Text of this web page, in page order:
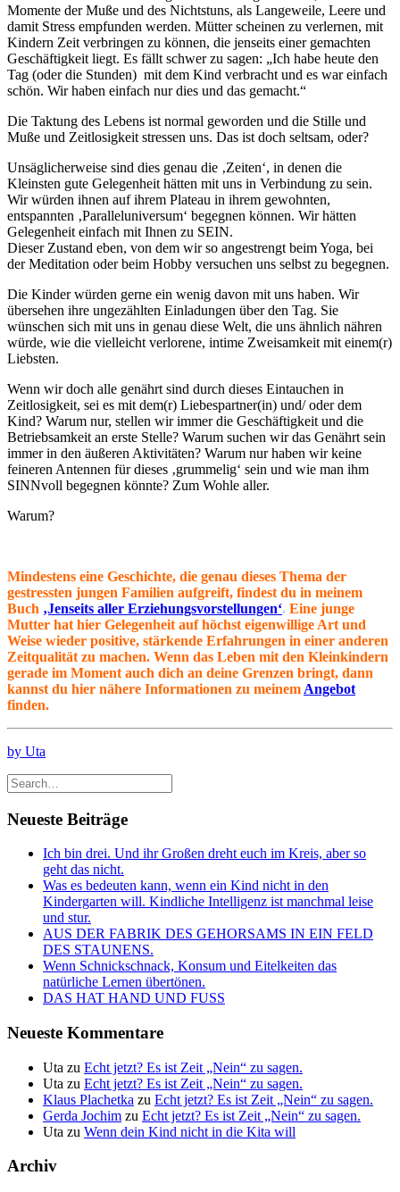
Momente der Muße und des Nichtstuns, als Langeweile, Leere und
damit Stress empfunden werden. Mütter scheinen zu verlernen, mit
Kindern Zeit verbringen zu können, die jenseits einer gemachten
Geschäftigkeit liegt. Es fällt schwer zu sagen: „Ich habe heute den
Tag (oder die Stunden) mit dem Kind verbracht und es war einfach
schön. Wir haben einfach nur dies und das gemacht.“
Die Taktung des Lebens ist normal geworden und die Stille und
Muße und Zeitlosigkeit stressen uns. Das ist doch seltsam, oder?
Unsäglicherweise sind dies genau die ‚Zeiten‘, in denen die
Kleinsten gute Gelegenheit hätten mit uns in Verbindung zu sein.
Wir würden ihnen auf ihrem Plateau in ihrem gewohnten,
entspannten ‚Paralleluniversum‘ begegnen können. Wir hätten
Gelegenheit einfach mit Ihnen zu SEIN.
Dieser Zustand eben, von dem wir so angestrengt beim Yoga, bei
der Meditation oder beim Hobby versuchen uns selbst zu begegnen.
Die Kinder würden gerne ein wenig davon mit uns haben. Wir
übersehen ihre ungezählten Einladungen über den Tag. Sie
wünschen sich mit uns in genau diese Welt, die uns ähnlich nähren
würde, wie die vielleicht verlorene, intime Zweisamkeit mit einem(r)
Liebsten.
Wenn wir doch alle genährt sind durch dieses Eintauchen in
Zeitlosigkeit, sei es mit dem(r) Liebespartner(in) und/ oder dem
Kind? Warum nur, stellen wir immer die Geschäftigkeit und die
Betriebsamkeit an erste Stelle? Warum suchen wir das Genährt sein
immer in den äußeren Aktivitäten? Warum nur haben wir keine
feineren Antennen für dieses ‚grummelig‘ sein und wie man ihm
SINNvoll begegnen könnte? Zum Wohle aller.
Warum?
Mindestens eine Geschichte, die genau dieses Thema der
gestressten jungen Familien aufgreift, findest du in meinem
Buch ‚Jenseits aller Erziehungsvorstellungen‘. Eine junge
Mutter hat hier Gelegenheit auf höchst eigenwillige Art und
Weise wieder positive, stärkende Erfahrungen in einer anderen
Zeitqualität zu machen. Wenn das Leben mit den Kleinkindern
gerade im Moment auch dich an deine Grenzen bringt, dann
kannst du hier nähere Informationen zu meinem Angebot
finden.
by Uta
Neueste Beiträge
Ich bin drei. Und ihr Großen dreht euch im Kreis, aber so
geht das nicht.
Was es bedeuten kann, wenn ein Kind nicht in den
Kindergarten will. Kindliche Intelligenz ist manchmal leise
und stur.
AUS DER FABRIK DES GEHORSAMS IN EIN FELD
DES STAUNENS.
Wenn Schnickschnack, Konsum und Eitelkeiten das
natürliche Lernen übertönen.
DAS HAT HAND UND FUSS
Neueste Kommentare
Uta zu Echt jetzt? Es ist Zeit „Nein“ zu sagen.
Uta zu Echt jetzt? Es ist Zeit „Nein“ zu sagen.
Klaus Plachetka zu Echt jetzt? Es ist Zeit „Nein“ zu sagen.
Gerda Jochim zu Echt jetzt? Es ist Zeit „Nein“ zu sagen.
Uta zu Wenn dein Kind nicht in die Kita will
Archiv